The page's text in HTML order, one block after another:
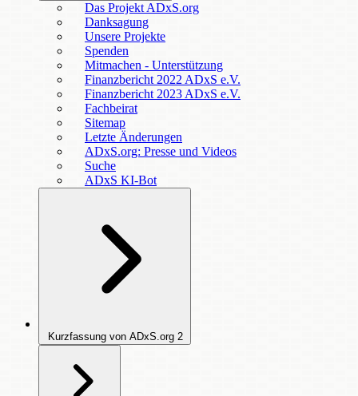
Das Projekt ADxS.org
Danksagung
Unsere Projekte
Spenden
Mitmachen - Unterstützung
Finanzbericht 2022 ADxS e.V.
Finanzbericht 2023 ADxS e.V.
Fachbeirat
Sitemap
Letzte Änderungen
ADxS.org: Presse und Videos
Suche
ADxS KI-Bot
Kurzfassung von ADxS.org 2